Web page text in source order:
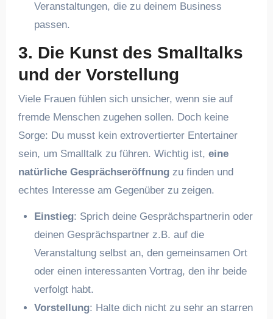
Veranstaltungen, die zu deinem Business
passen.
3. Die Kunst des Smalltalks
und der Vorstellung
Viele Frauen fühlen sich unsicher, wenn sie auf
fremde Menschen zugehen sollen. Doch keine
Sorge: Du musst kein extrovertierter Entertainer
sein, um Smalltalk zu führen. Wichtig ist, eine
natürliche Gesprächseröffnungzu finden und
echtes Interesse am Gegenüber zu zeigen.
Einstieg: Sprich deine Gesprächspartnerin oder
deinen Gesprächspartner z.B. auf die
Veranstaltung selbst an, den gemeinsamen Ort
oder einen interessanten Vortrag, den ihr beide
verfolgt habt.
Vorstellung: Halte dich nicht zu sehr an starren